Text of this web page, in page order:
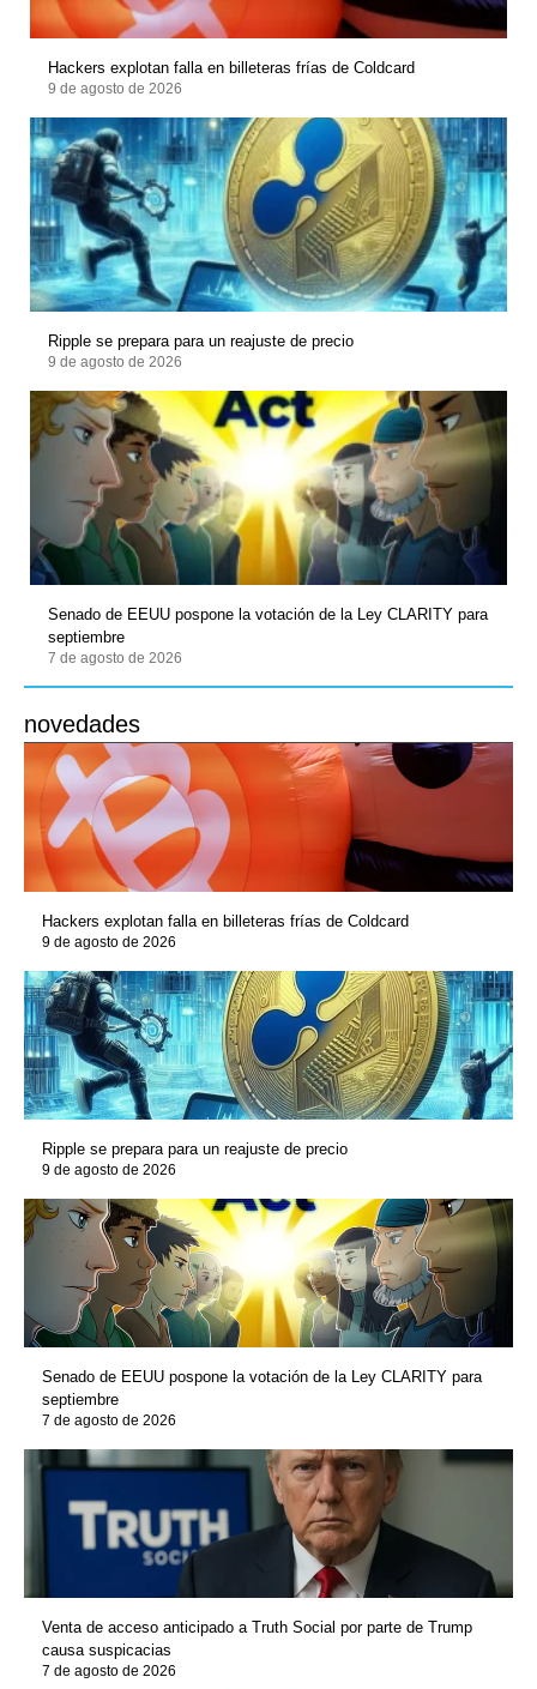
Hackers explotan falla en billeteras frías de Coldcard
9 de agosto de 2026
Ripple se prepara para un reajuste de precio
9 de agosto de 2026
Senado de EEUU pospone la votación de la Ley CLARITY para
septiembre
7 de agosto de 2026
novedades
Hackers explotan falla en billeteras frías de Coldcard
9 de agosto de 2026
Ripple se prepara para un reajuste de precio
9 de agosto de 2026
Senado de EEUU pospone la votación de la Ley CLARITY para
septiembre
7 de agosto de 2026
Venta de acceso anticipado a Truth Social por parte de Trump
causa suspicacias
7 de agosto de 2026